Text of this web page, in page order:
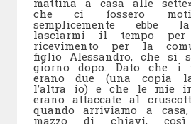
mattina a casa alle
che ci fossero
semplicemente
lasciarmi il tempo per
ricevimento per la
figlio Alessandro, che si
giorno dopo. Dato che i
erano due (una copia
l’altra io) e che le mie
erano attaccate al
quando arriviamo a
mazzo di chiavi,